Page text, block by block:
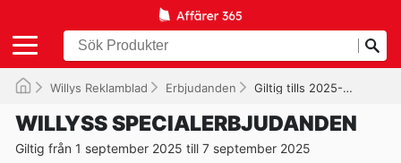
Willys Reklamblad Erbjudanden Giltig tills 2025-09-07
WILLYSS SPECIALERBJUDANDEN
Giltig från 1 september 2025 till 7 september 2025